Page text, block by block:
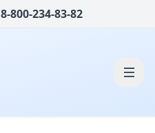
8-800-234-83-82